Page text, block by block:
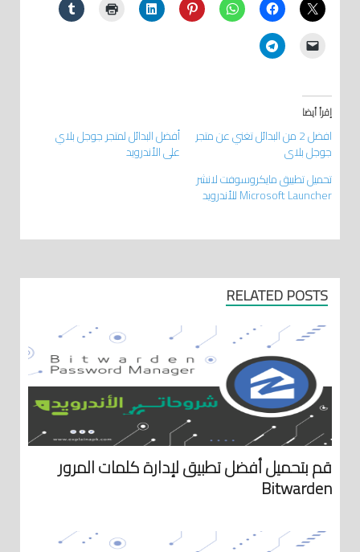
إقرأ أيضا
افضل 2 من البدائل تغني عن متجر
جوجل بلاي
أفضل البدائل لمتجر جوجل بلاي
على الأندرويد
تحميل تطبيق مايكروسوفت لانشر
Microsoft Launcher للأندرويد
RELATED POSTS
قم بتحميل أفضل تطبيق لإدارة كلمات المرور
Bitwarden